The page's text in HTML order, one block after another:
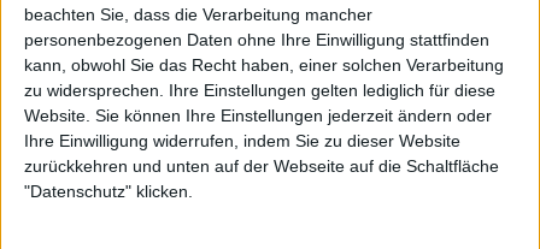
beachten Sie, dass die Verarbeitung mancher
personenbezogenen Daten ohne Ihre Einwilligung stattfinden
kann, obwohl Sie das Recht haben, einer solchen Verarbeitung
zu widersprechen. Ihre Einstellungen gelten lediglich für diese
Website. Sie können Ihre Einstellungen jederzeit ändern oder
Ihre Einwilligung widerrufen, indem Sie zu dieser Website
zurückkehren und unten auf der Webseite auf die Schaltfläche
"Datenschutz" klicken.